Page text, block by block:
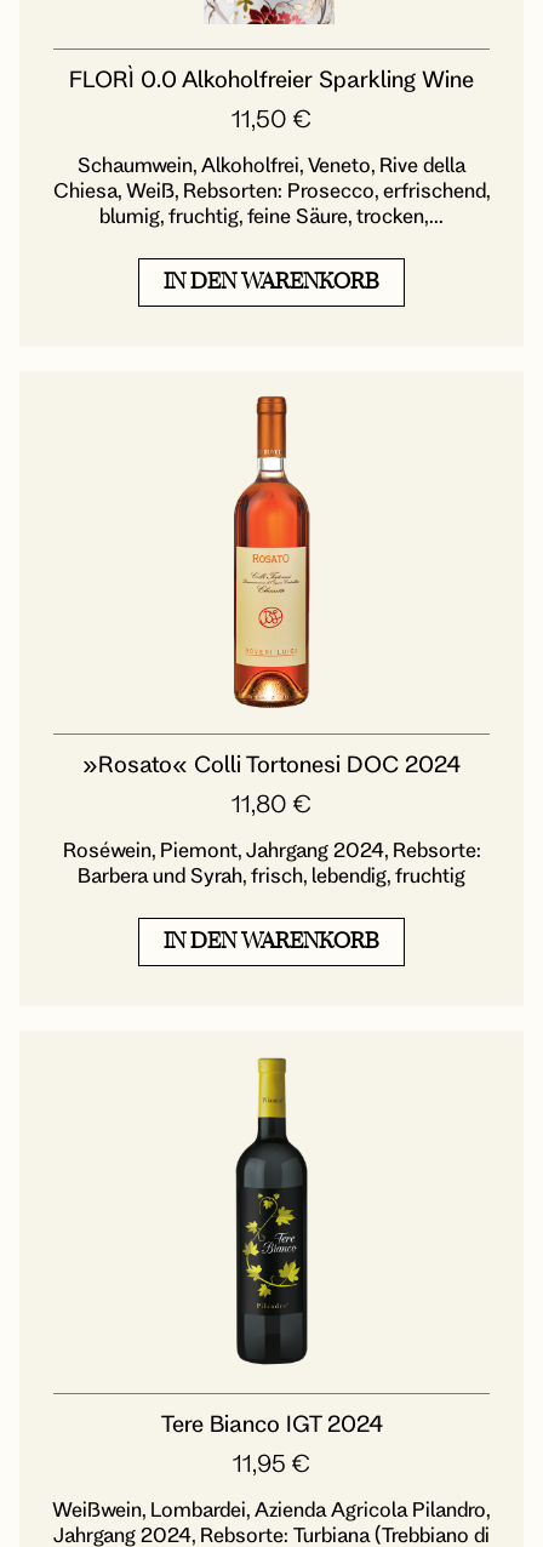
FLORÌ 0.0 Alkoholfreier Sparkling Wine
11,50 €
Schaumwein, Alkoholfrei, Veneto, Rive della
Chiesa, Weiß, Rebsorten: Prosecco, erfrischend,
blumig, fruchtig, feine Säure, trocken,...
IN DEN WARENKORB
»Rosato« Colli Tortonesi DOC 2024
11,80 €
Roséwein, Piemont, Jahrgang 2024, Rebsorte:
Barbera und Syrah, frisch, lebendig, fruchtig
IN DEN WARENKORB
Tere Bianco IGT 2024
11,95 €
Weißwein, Lombardei, Azienda Agricola Pilandro,
Jahrgang 2024, Rebsorte: Turbiana (Trebbiano di